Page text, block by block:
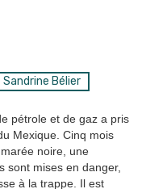
Sandrine Bélier
pétrole et de gaz a pris
Mexique. Cinq mois
noire, une
sont mises en danger,
à la trappe. Il est